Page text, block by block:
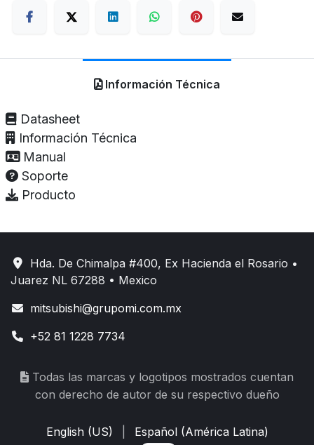
Información Técnica
Datasheet
Información Técnica
Manual
Soporte
Producto
Hda. De Chimalpa #400, Ex Hacienda el Rosario •
Juarez NL 67288 • Mexico
mitsubishi@grupomi.com.mx
+52 81 1228 7734
Todas las marcas y logotipos mostrados cuentan
con derecho de autor de su respectivo dueño
English (US)
Español (América Latina)